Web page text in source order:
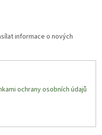
informace o nových
ochrany osobních údajů